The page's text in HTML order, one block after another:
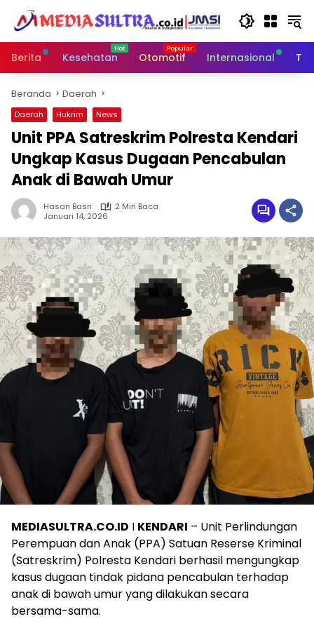
Langsung
konten
Berita
Kesehatan Otomotif Internasional
Beranda Daerah
Daerah Hukrim News
Unit PPA Satreskrim Polresta Kendari
Ungkap Kasus Dugaan Pencabulan
Anak di Bawah Umur
Hasan Basri
2 Min Baca
Januari 14, 2026
MEDIASULTRA.CO.ID I KENDARI – Unit Perlindungan
Perempuan dan Anak (PPA) Satuan Reserse Kriminal
(Satreskrim) Polresta Kendari berhasil mengungkap
kasus dugaan tindak pidana pencabulan terhadap
anak di bawah umur yang dilakukan secara
bersama-sama.